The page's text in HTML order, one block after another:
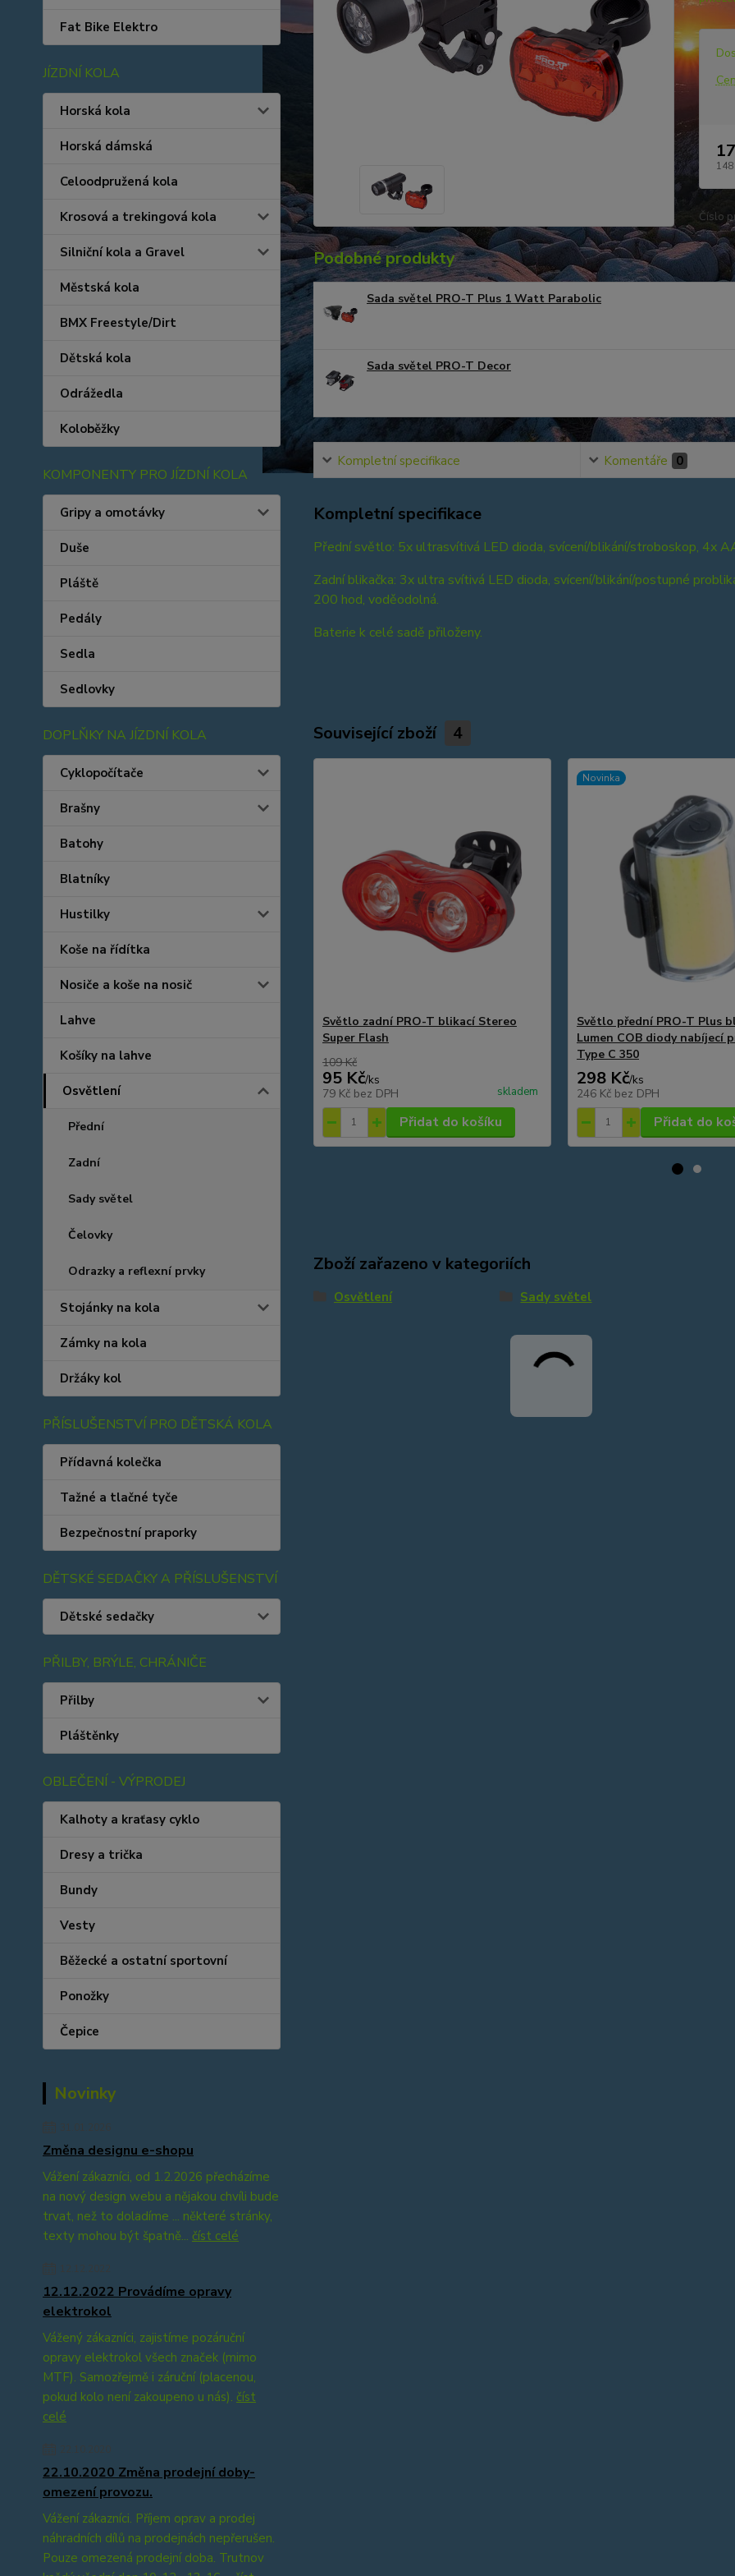
Fat Bike Elektro
JÍZDNÍ KOLA
Horská kola
Horská dámská
Celoodpružená kola
Krosová a trekingová kola
Silniční kola a Gravel
Městská kola
BMX Freestyle/Dirt
Dětská kola
Odrážedla
Koloběžky
KOMPONENTY PRO JÍZDNÍ KOLA
Gripy a omotávky
Duše
Pláště
Pedály
Sedla
Sedlovky
DOPLŇKY NA JÍZDNÍ KOLA
Cyklopočítače
Brašny
Batohy
Blatníky
Hustilky
Koše na řídítka
Nosiče a koše na nosič
Lahve
Košíky na lahve
Osvětlení
Přední
Zadní
Sady světel
Čelovky
Odrazky a reflexní prvky
Stojánky na kola
Zámky na kola
Držáky kol
PŘÍSLUŠENSTVÍ PRO DĚTSKÁ KOLA
Přídavná kolečka
Tažné a tlačné tyče
Bezpečnostní praporky
DĚTSKÉ SEDAČKY A PŘÍSLUŠENSTVÍ
Dětské sedačky
PŘILBY, BRÝLE, CHRÁNIČE
Přilby
Pláštěnky
OBLEČENÍ - VÝPRODEJ
Kalhoty a kraťasy cyklo
Dresy a trička
Bundy
Vesty
Běžecké a ostatní sportovní
Ponožky
Čepice
Novinky
Změna designu e-shopu
Vážení zákazníci, od 1.2.2026 přecházíme
na nový design webu a nějakou chvíli bude
trvat, než to doladíme ... některé stránky,
texty mohou být špatně... číst celé
12.12.2022 Provádíme opravy
elektrokol
Vážený zákazníci, zajistíme pozáruční
opravy elektrokol všech značek (mimo
MTF). Samozřejmě i záruční (placenou,
pokud kolo není zakoupeno u nás). číst
celé
22.10.2020 Změna prodejní doby-
omezení provozu.
Vážení zákazníci. Příjem oprav a prodej
náhradních dílů na prodejnách nepřerušen.
Pouze omezená prodejní doba. Trutnov
148
Číslo
Podobné produkty
Sada světel PRO-T Plus 1 Watt Parabolic
Sada světel PRO-T Decor
Kompletní specifikace Komentáře 0
Kompletní specifikace
Přední světlo: 5x ultrasvítivá LED dioda, svícení/blikání/stroboskop, 4x
Zadní blikačka: 3x ultra svítivá LED dioda, svícení/blikání/postupné
200 hod, voděodolná.
Baterie k celé sadě přiloženy.
Související zboží 4
Světlo zadní PRO-T blikací Stereo
Super Flash
109 Kč
95 Kč/ks
79 Kč bez DPH skladem
Přidat do košíku
Novinka
Světlo přední PRO-T Plus
Lumen COB diody nabíjecí
Type C 350
298 Kč/ks
246 Kč bez DPH
Přidat do
Zboží zařazeno v kategoriích
Osvětlení Sady světel